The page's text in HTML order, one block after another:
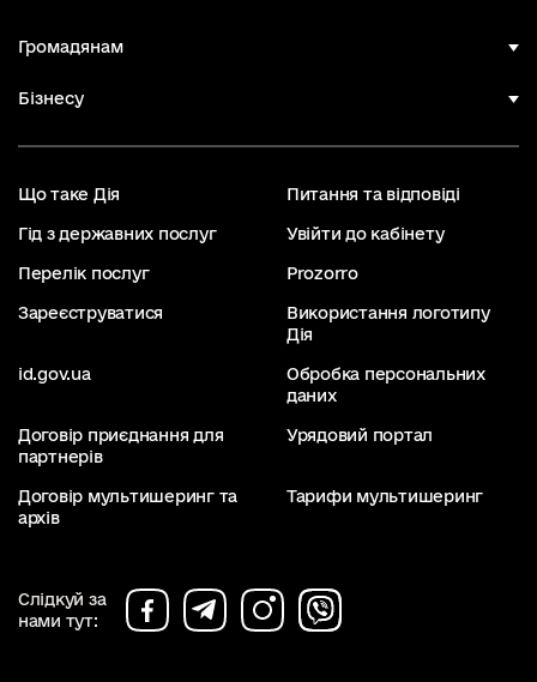
Громадянам
Бізнесу
Що таке Дія Питання та відповіді
Гід з державних послуг Увійти до кабінету
Перелік послуг Prozorro
Зареєструватися
Використання логотипу
Дія
id.gov.ua
Обробка персональних
даних
Договір приєднання для
партнерів
Урядовий портал
Договір мультишеринг та
архів
Тарифи мультишеринг
Слідкуй за
нами тут: